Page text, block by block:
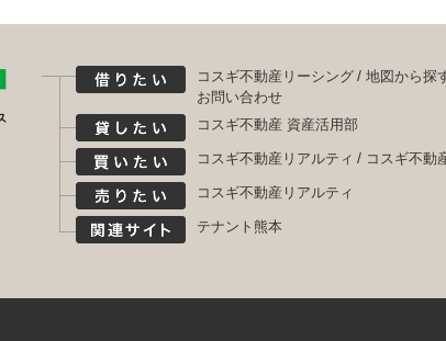
コスギ不動産リーシング 地図から探
お問い合わせ
コスギ不動産 資産活用部
コスギ不動産リアルティ コスギ不動
コスギ不動産リアルティ
テナント熊本